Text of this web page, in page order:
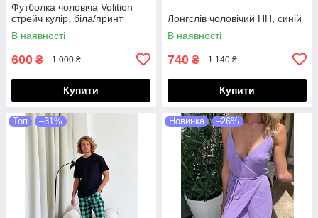
Футболка чоловіча Volition
стрейч кулір, біла/принт
В наявності
600 ₴ 1 000 ₴
Купити
Лонгслів чоловічий HH, синій
В наявності
740 ₴ 1 140 ₴
Купити
Топ –31% Новинка –26%